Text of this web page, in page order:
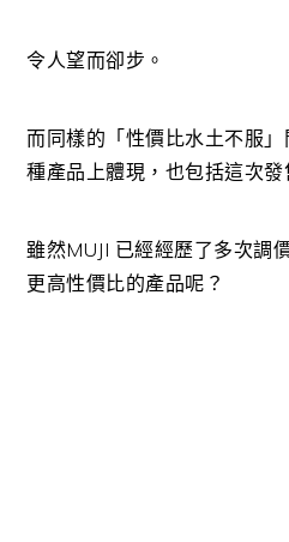
令人望而卻步。
而同樣的「性價比水土不服
種產品上體現，也包括這次發
雖然MUJI 已經經歷了多次
更高性價比的產品呢？